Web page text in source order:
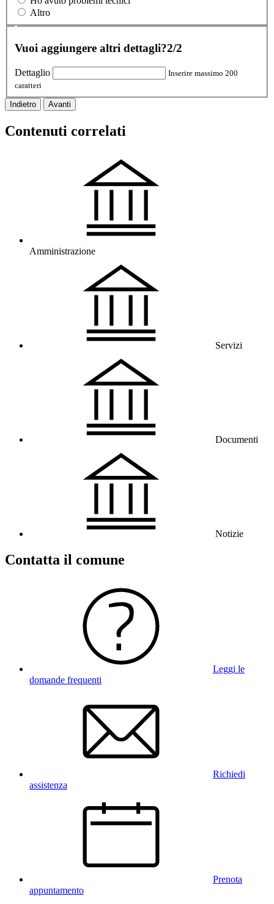
Altro
Vuoi aggiungere altri dettagli?2/2
Dettaglio
Inserire massimo 200
caratteri
Indietro Avanti
Contenuti correlati
Amministrazione
Servizi
Documenti
Notizie
Contatta il comune
Leggi le
domande frequenti
Richiedi
assistenza
Prenota
appuntamento